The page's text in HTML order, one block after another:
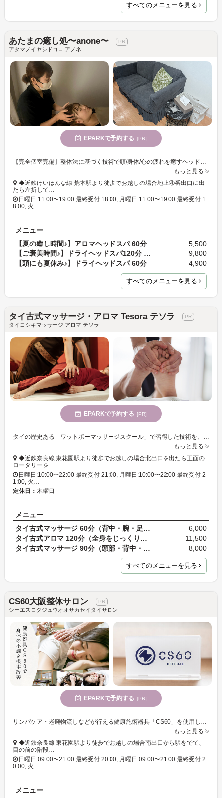
すべてのメニューを見る
あたまの癒し処〜anone〜
アタマノイヤシドコロ アノネ
EPARKで予約する [PR]
もっと見る
◆近鉄けいはんな線 荒本駅より徒歩でお越しの場合地上④番出口に出
たら左折して…
日曜日:11:00〜19:00 最終受付 18:00, 月曜日:11:00〜19:00 最終受付 1
8:00, 火…
メニュー
【夏の癒し時間♪】アロマヘッドスパ 60分
5,500
【ご褒美時間♪】ドライヘッドスパ120分 (※時間内でオ…
9,800
【頭にも夏休み♪】ドライヘッドスパ 60分
4,900
すべてのメニューを見る
タイ古式マッサージ・アロマ Tesora テソラ
タイコシキマッサージ アロマ テソラ
EPARKで予約する [PR]
もっと見る
◆近鉄奈良線 東花園駅より徒歩でお越しの場合北出口を出たら正面の
ロータリーを…
日曜日:10:00〜22:00 最終受付 21:00, 月曜日:10:00〜22:00 最終受付 2
1:00, 火…
定休日： 木曜日
メニュー
タイ古式マッサージ 60分（背中・腕・足・ストレッチ…
6,000
タイ古式アロマ 120分（全身をじっくりケアする極上…
11,500
タイ古式マッサージ 90分（頭部・背中・腕・足・スト…
8,000
すべてのメニューを見る
CS60大阪整体サロン
シーエスロクジュウオオサカセイタイサロン
EPARKで予約する [PR]
リンパケア・老廃物流しなどが行える健康施術器具「CS60」を使用した整体。様々な身体の不調を根本的な改善へと導きます!首や肩、腰、膝などの辛さのケア、全身のだるさや疲れのケアにもおススメです。
もっと見る
◆近鉄奈良線 東花園駅より徒歩でお越しの場合南出口から駅をでて、
目の前の階段…
日曜日:09:00〜21:00 最終受付 20:00, 月曜日:09:00〜21:00 最終受付 2
0:00, 火…
メニュー